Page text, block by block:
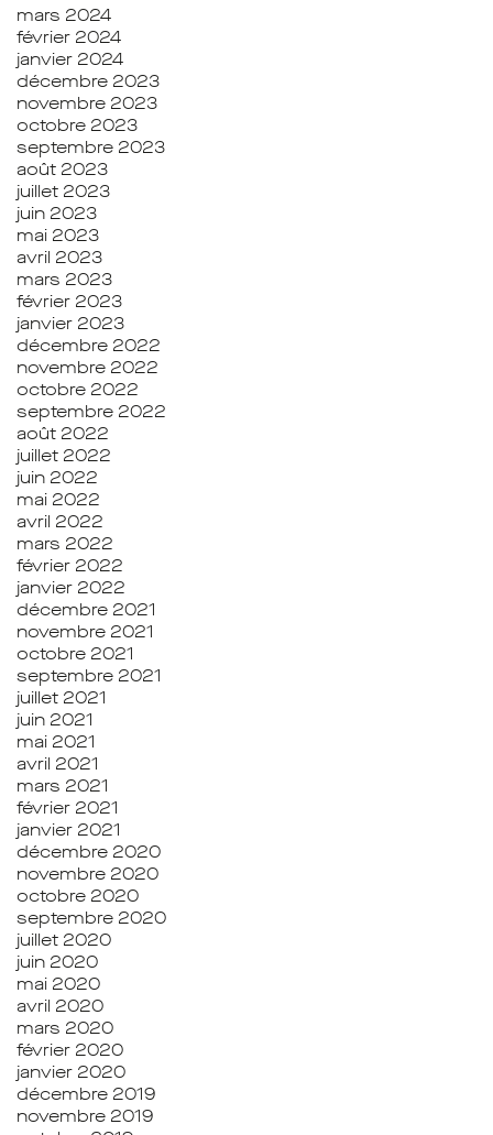
mars 2024
février 2024
janvier 2024
décembre 2023
novembre 2023
octobre 2023
septembre 2023
août 2023
juillet 2023
juin 2023
mai 2023
avril 2023
mars 2023
février 2023
janvier 2023
décembre 2022
novembre 2022
octobre 2022
septembre 2022
août 2022
juillet 2022
juin 2022
mai 2022
avril 2022
mars 2022
février 2022
janvier 2022
décembre 2021
novembre 2021
octobre 2021
septembre 2021
juillet 2021
juin 2021
mai 2021
avril 2021
mars 2021
février 2021
janvier 2021
décembre 2020
novembre 2020
octobre 2020
septembre 2020
juillet 2020
juin 2020
mai 2020
avril 2020
mars 2020
février 2020
janvier 2020
décembre 2019
novembre 2019